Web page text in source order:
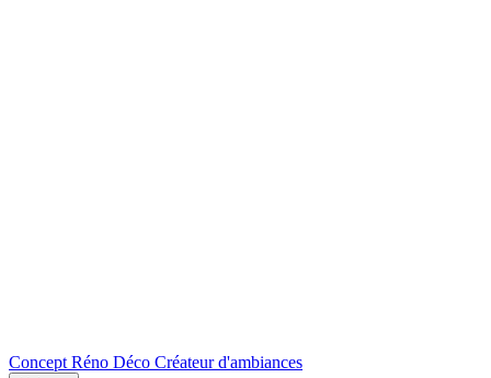
Concept Réno Déco Créateur d'ambiances